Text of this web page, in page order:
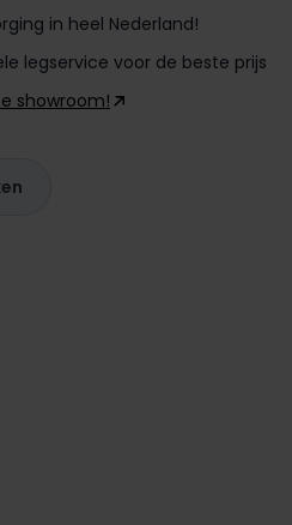
in heel Nederland!
legservice voor de beste prijs
showroom!